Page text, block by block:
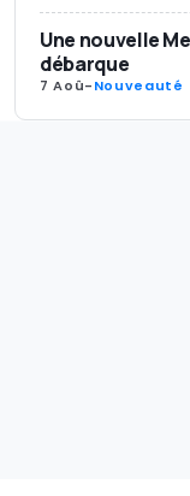
Une nouvelle
débarque
7 Aoû-Nouveauté